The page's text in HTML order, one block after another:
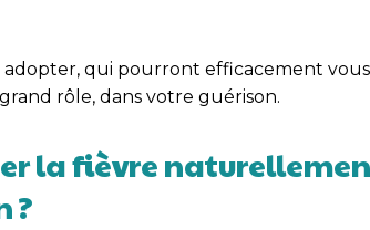
adopter, qui pourront efficacement
rôle, dans votre guérison.
la fièvre
?